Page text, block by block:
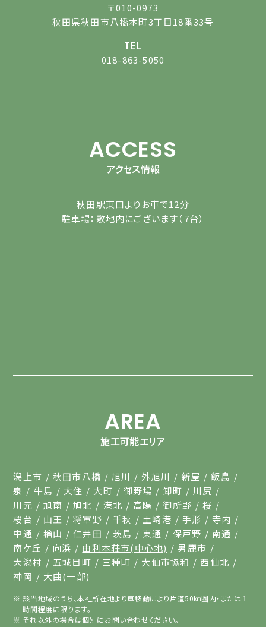
〒010-0973
秋田県秋田市八橋本町3丁目18番33号
TEL
018-863-5050
ACCESS
アクセス情報
秋田駅東口よりお車で12分
駐車場：敷地内にございます（7台）
AREA
施工可能エリア
潟上市 秋田市八橋 旭川 外旭川 新屋
飯島
泉
牛島 大住 大町 御野場 卸町
川尻
川元
旭南 旭北 港北 高陽 御所野
桜
桜台
山王 将軍野 千秋 土崎港 手形
寺内
中通
楢山 仁井田 茨島 東通 保戸野
南通
南ケ丘
向浜 由利本荘市(中心地)
男鹿市
大潟村
五城目町 三種町 大仙市協和
西仙北
神岡
大曲(一部)
該当地域のうち、本社所在地より車移動により片道50㎞圏内・または１
時間程度に限ります。
それ以外の場合は個別にお問い合わせください。